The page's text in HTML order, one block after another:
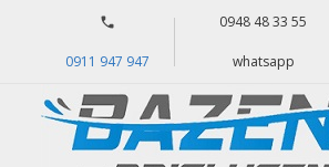
0911 947 947
0948 48 33 55
whatsapp